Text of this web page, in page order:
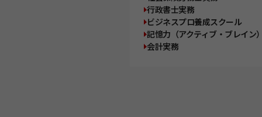
行政書士実務
ビジネスプロ養成スクール
記憶力（アクティブ・ブレイン
会計実務